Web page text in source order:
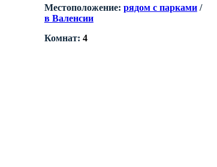
Местоположение: рядом с парками /
в Валенсии
Комнат: 4